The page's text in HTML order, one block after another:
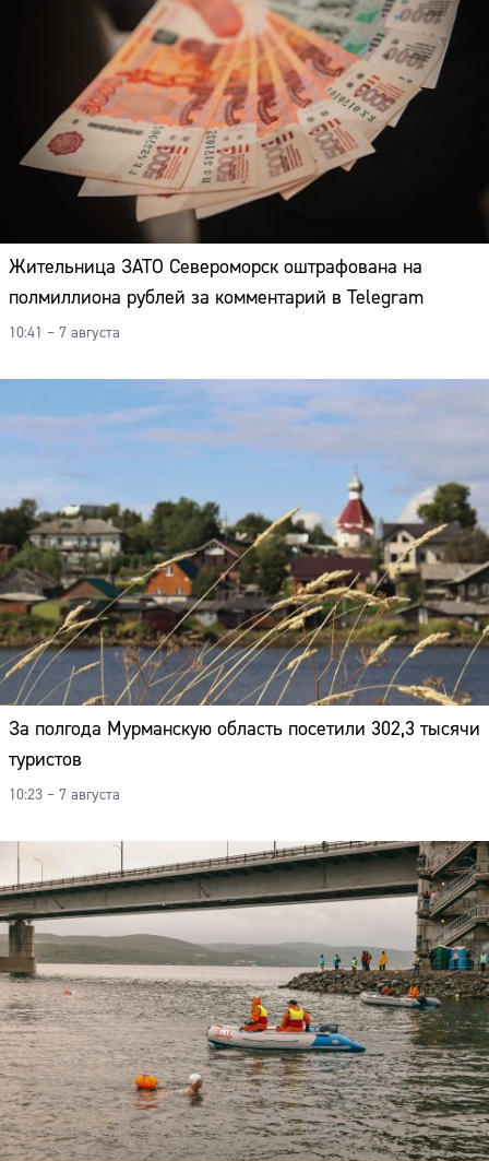
Жительница ЗАТО Североморск оштрафована на
полмиллиона рублей за комментарий в Telegram
10:41 – 7 августа
За полгода Мурманскую область посетили 302,3 тысячи
туристов
10:23 – 7 августа